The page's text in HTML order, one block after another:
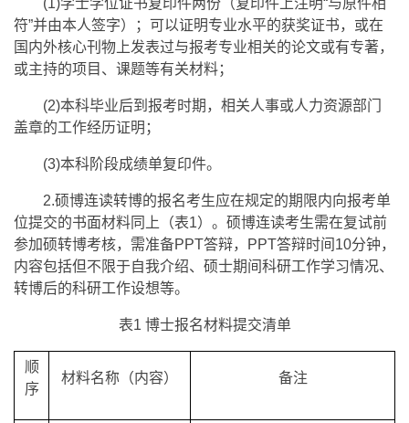
符”并由本人签字）；可以证明专业水平的获奖证书，或在
国内外核心刊物上发表过与报考专业相关的论文或有专著，
或主持的项目、课题等有关材料；
(2)本科毕业后到报考时期，相关人事或人力资源部门
盖章的工作经历证明；
(3)本科阶段成绩单复印件。
2.硕博连读转博的报名考生应在规定的期限内向报考单
位提交的书面材料同上（表1）。硕博连读考生需在复试前
参加硕转博考核，需准备PPT答辩，PPT答辩时间10分钟，
内容包括但不限于自我介绍、硕士期间科研工作学习情况、
转博后的科研工作设想等。
表1 博士报名材料提交清单
顺
序
材料名称（内容） 备注